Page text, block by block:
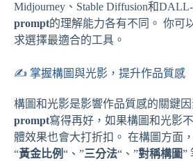
Midjourney、Stable Diffusion和
prompt的理解能力各有不同。 你可
求選擇最適合的工具。
✍️ 掌握構圖與光影，提升作品質感
構圖和光影是影響作品質感的關鍵
prompt寫得再好，如果構圖和光影
體效果也會大打折扣。 在構圖方面
“黃金比例“、”三分法“、”對稱構圖”